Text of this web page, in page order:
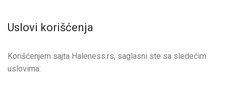
Uslovi korišćenja
Korišćenjem sajta Haleness.rs, saglasni ste sa sledećim
uslovima: